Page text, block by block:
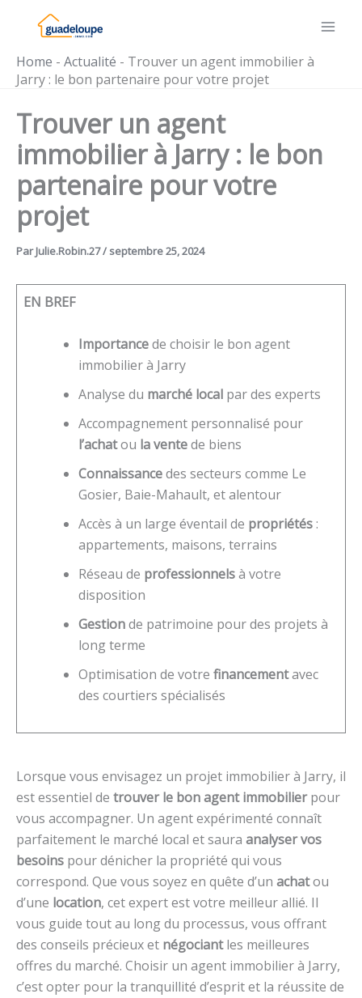
Home - Actualité - Trouver un agent immobilier à
Jarry : le bon partenaire pour votre projet
Trouver un agent
immobilier à Jarry : le bon
partenaire pour votre
projet
ParJulie.Robin.27/ septembre 25, 2024
EN BREF
Importancede choisir le bon agent
immobilier à Jarry
Analyse du marché local par des experts
Accompagnement personnalisé pour
l’achatou la ventede biens
Connaissancedes secteurs comme Le
Gosier, Baie-Mahault, et alentour
Accès à un large éventail de propriétés :
appartements, maisons, terrains
Réseau de professionnelsà votre
disposition
Gestionde patrimoine pour des projets à
long terme
Optimisation de votre financementavec
des courtiers spécialisés
Lorsque vous envisagez un projet immobilier à Jarry, il
est essentiel de trouver le bon agent immobilierpour
vous accompagner. Un agent expérimenté connaît
parfaitement le marché local et saura analyser vos
besoins pour dénicher la propriété qui vous
correspond. Que vous soyez en quête d’un achatou
d’une location, cet expert est votre meilleur allié. Il
vous guide tout au long du processus, vous offrant
des conseils précieux et négociantles meilleures
offres du marché. Choisir un agent immobilier à Jarry,
c’est opter pour la tranquillité d’esprit et la réussite de